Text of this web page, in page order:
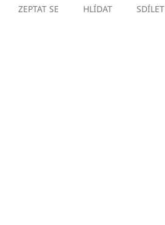
ZEPTAT SE HLÍDAT SDÍLET